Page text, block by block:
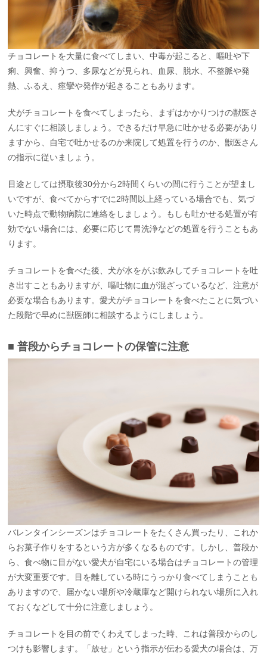
チョコレートを大量に食べてしまい、中毒が起こると、嘔吐や下
痢、興奮、抑うつ、多尿などが見られ、血尿、脱水、不整脈や発
熱、ふるえ、痙攣や発作が起きることもあります。
犬がチョコレートを食べてしまったら、まずはかかりつけの獣医さ
んにすぐに相談しましょう。できるだけ早急に吐かせる必要があり
ますから、自宅で吐かせるのか来院して処置を行うのか、獣医さん
の指示に従いましょう。
目途としては摂取後30分から2時間くらいの間に行うことが望まし
いですが、食べてからすでに2時間以上経っている場合でも、気づ
いた時点で動物病院に連絡をしましょう。もしも吐かせる処置が有
効でない場合には、必要に応じて胃洗浄などの処置を行うこともあ
ります。
チョコレートを食べた後、犬が水をがぶ飲みしてチョコレートを吐
き出すこともありますが、嘔吐物に血が混ざっているなど、注意が
必要な場合もあります。愛犬がチョコレートを食べたことに気づい
た段階で早めに獣医師に相談するようにしましょう。
■ 普段からチョコレートの保管に注意
バレンタインシーズンはチョコレートをたくさん買ったり、これか
らお菓子作りをするという方が多くなるものです。しかし、普段か
ら、食べ物に目がない愛犬が自宅にいる場合はチョコレートの管理
が大変重要です。目を離している時にうっかり食べてしまうことも
ありますので、届かない場所や冷蔵庫など開けられない場所に入れ
ておくなどして十分に注意しましょう。
チョコレートを目の前でくわえてしまった時、これは普段からのし
つけも影響します。「放せ」という指示が伝わる愛犬の場合は、万